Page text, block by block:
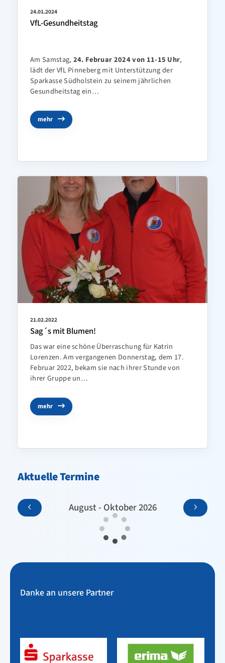
24.01.2024
VfL-Gesundheitstag
Am Samstag, 24. Februar 2024 von 11-15 Uhr,
lädt der VfL Pinneberg mit Unterstützung der
Sparkasse Südholstein zu seinem jährlichen
Gesundheitstag ein…
mehr
21.02.2022
Sag´s mit Blumen!
Das war eine schöne Überraschung für Katrin
Lorenzen. Am vergangenen Donnerstag, dem 17.
Februar 2022, bekam sie nach ihrer Stunde von
ihrer Gruppe un…
mehr
Aktuelle Termine
August - Oktober 2026
Danke an unsere Partner
Leichtathletik
Tanzen-TSA
Triathlon
Kontakt